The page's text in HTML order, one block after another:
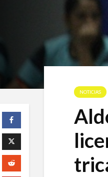
NOTICIAS